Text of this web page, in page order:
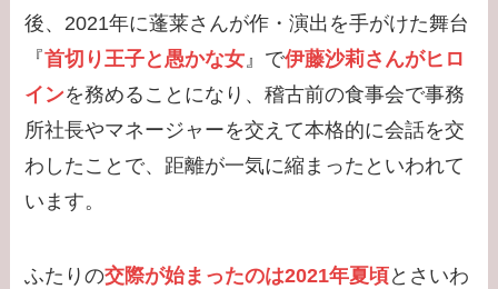
【学歴】宇賀なつみの
出身大学・高校のエピ
ソードまとめ！旦那と
の離婚理由は？
【学歴】小泉孝太郎の
後、2021年に蓬莱さんが作・演出を手がけた舞台
『首切り王子と愚かな女 』で伊藤沙莉さんがヒロ
インを務めることになり、稽古前の食事会で事務
所社長やマネージャーを交えて本格的に会話を交
わしたことで、距離が一気に縮まったといわれて
います。
ふたりの交際が始まったのは2021年夏頃とさいわ